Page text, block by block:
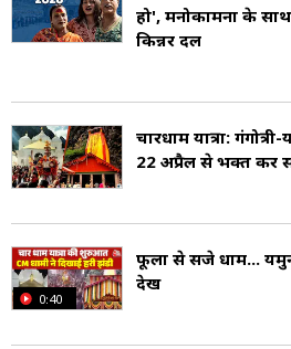
हनुमान चट्टी से यमुनोत्री तक की
मार्ग हैं, एक दाहिने किनारे के साथ
(Markandeya) के माध्यम से
मार्कंडेय ने मार्कंडेय पुराण
लिखा था, दूसरा मार्ग जो नदी के
खरसाली से होकर जाता है, जहां से
घंटे की चढ़ाई की दूरी पर है
हो', मनोकामना के साथ
किन्नर दल
चारधाम यात्रा:
22 अप्रैल से भक्त कर
0:40
फूलों से सजे धाम...
देखें